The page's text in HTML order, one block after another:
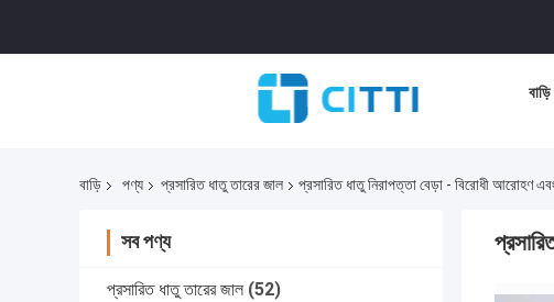
বাড়ি
বাড়ি পণ্য প্রসারিত ধাতু তারের জাল প্রসারিত ধাতু নিরাপত্তা বেড়া - বিরোধী আরোহণ এবং
সব পণ্য
প্রসারিত ধাতু তারের জাল (52)